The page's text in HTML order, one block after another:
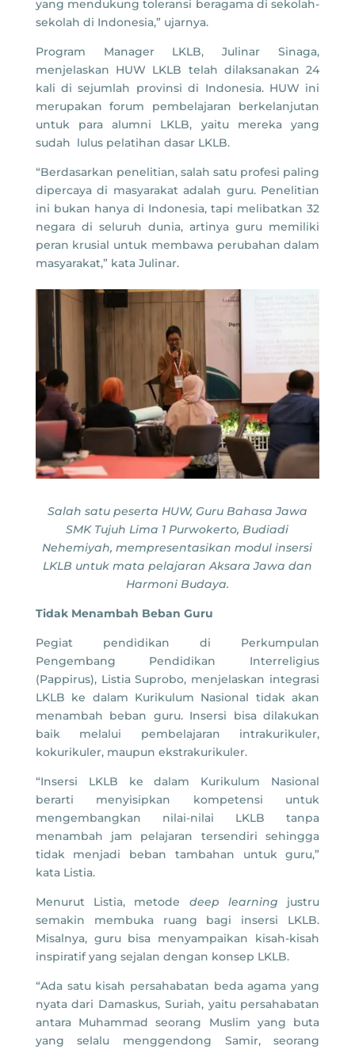
yang mendukung toleransi beragama di sekolah-
sekolah di Indonesia,” ujarnya.
Program Manager LKLB, Julinar Sinaga,
menjelaskan HUW LKLB telah dilaksanakan 24
kali di sejumlah provinsi di Indonesia. HUW ini
merupakan forum pembelajaran berkelanjutan
untuk para alumni LKLB, yaitu mereka yang
sudah lulus pelatihan dasar LKLB.
“Berdasarkan penelitian, salah satu profesi paling
dipercaya di masyarakat adalah guru. Penelitian
ini bukan hanya di Indonesia, tapi melibatkan 32
negara di seluruh dunia, artinya guru memiliki
peran krusial untuk membawa perubahan dalam
masyarakat,” kata Julinar.
Salah satu peserta HUW, Guru Bahasa Jawa
SMK Tujuh Lima 1 Purwokerto, Budiadi
Nehemiyah, mempresentasikan modul insersi
LKLB untuk mata pelajaran Aksara Jawa dan
Harmoni Budaya.
Tidak Menambah Beban Guru
Pegiat pendidikan di Perkumpulan
Pengembang Pendidikan Interreligius
(Pappirus), Listia Suprobo, menjelaskan integrasi
LKLB ke dalam Kurikulum Nasional tidak akan
menambah beban guru. Insersi bisa dilakukan
baik melalui pembelajaran intrakurikuler,
kokurikuler, maupun ekstrakurikuler.
“Insersi LKLB ke dalam Kurikulum Nasional
berarti menyisipkan kompetensi untuk
mengembangkan nilai-nilai LKLB tanpa
menambah jam pelajaran tersendiri sehingga
tidak menjadi beban tambahan untuk guru,”
kata Listia.
Menurut Listia, metode deep learning justru
semakin membuka ruang bagi insersi LKLB.
Misalnya, guru bisa menyampaikan kisah-kisah
inspiratif yang sejalan dengan konsep LKLB.
“Ada satu kisah persahabatan beda agama yang
nyata dari Damaskus, Suriah, yaitu persahabatan
antara Muhammad seorang Muslim yang buta
yang selalu menggendong Samir, seorang